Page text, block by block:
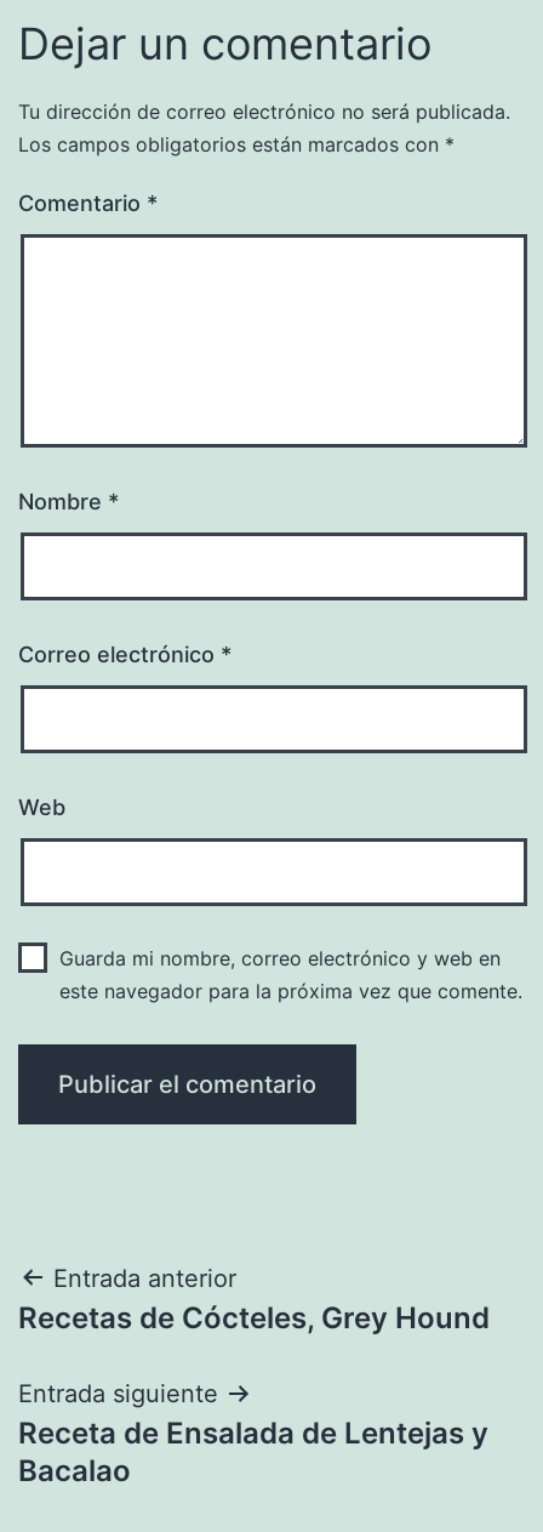
Dejar un comentario
Tu dirección de correo electrónico no será publicada.
Los campos obligatorios están marcados con *
Comentario *
Nombre *
Correo electrónico *
Web
Guarda mi nombre, correo electrónico y web en
este navegador para la próxima vez que comente.
Navegación
de
entradas
Entrada anterior
Recetas de Cócteles, Grey Hound
Entrada siguiente
Receta de Ensalada de Lentejas y
Bacalao